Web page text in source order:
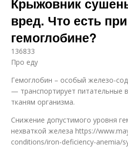
вред. Что есть
гемоглобине?
136833
Про еду
Гемоглобин – особый железо-
— транспортирует питательные
тканям организма.
Снижение допустимого уровня
нехваткой железа https://
conditions/iron-deficiency-anemia/